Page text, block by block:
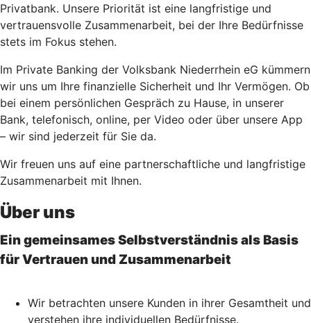
Privatbank. Unsere Priorität ist eine langfristige und
vertrauensvolle Zusammenarbeit, bei der Ihre Bedürfnisse
stets im Fokus stehen.
Im Private Banking der Volksbank Niederrhein eG kümmern
wir uns um Ihre finanzielle Sicherheit und Ihr Vermögen. Ob
bei einem persönlichen Gespräch zu Hause, in unserer
Bank, telefonisch, online, per Video oder über unsere App
– wir sind jederzeit für Sie da.
Wir freuen uns auf eine partnerschaftliche und langfristige
Zusammenarbeit mit Ihnen.
Über uns
Ein gemeinsames Selbstverständnis als Basis
für Vertrauen und Zusammenarbeit
Wir betrachten unsere Kunden in ihrer Gesamtheit und
verstehen ihre individuellen Bedürfnisse.